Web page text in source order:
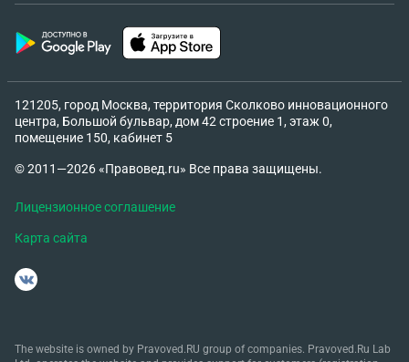
121205, город Москва, территория Сколково инновационного
центра, Большой бульвар, дом 42 строение 1, этаж 0,
помещение 150, кабинет 5
© 2011—2026 «Правовед.ru» Все права защищены.
Лицензионное соглашение
Карта сайта
The website is owned by Pravoved.RU group of companies. Pravoved.Ru Lab